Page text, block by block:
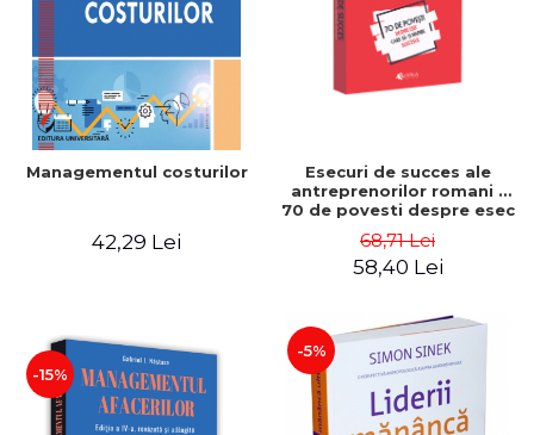
Managementul costurilor
42,29 Lei
Esecuri de succes ale
antreprenorilor romani -
70 de povesti despre esec
68,71 Lei
58,40 Lei
-15%
-5%